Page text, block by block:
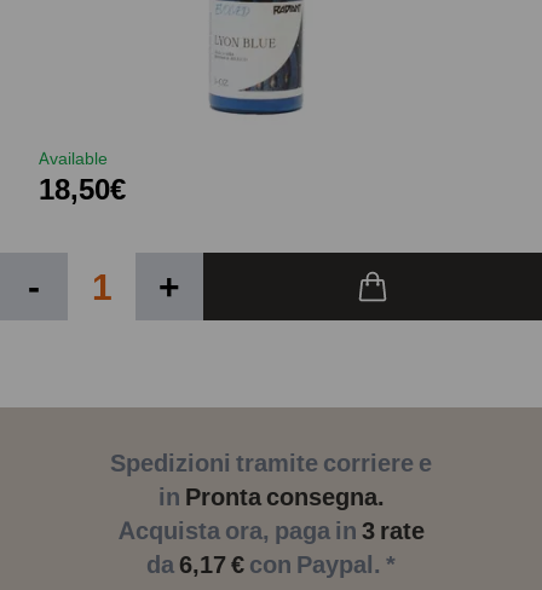
Available
18,50€
- +
Spedizioni tramite corriere e
in Pronta consegna.
Acquista ora, paga in 3 rate
da6,17 € con Paypal. *